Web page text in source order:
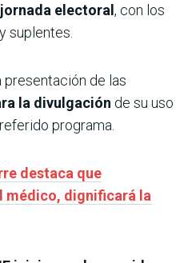
jornada electoral , con los
suplentes.
de las
la divulgación de su uso
programa.
destaca que
médico, dignificará la